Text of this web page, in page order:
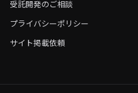
受託開発のご相談
プライバシーポリシー
サイト掲載依頼